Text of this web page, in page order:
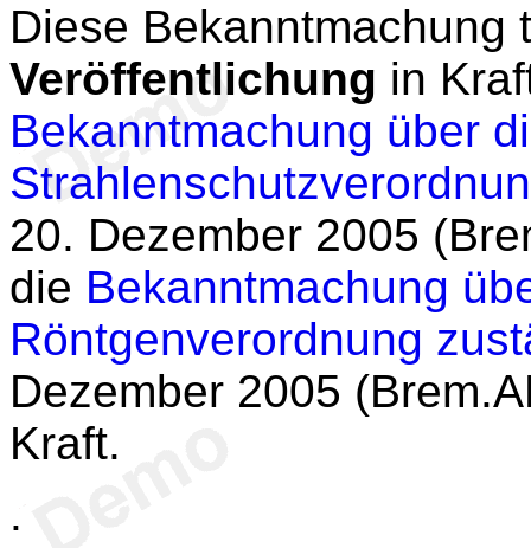
Diese Bekanntmachung
Veröffentlichung in
Bekanntmachung über
20. Dezember 2005
die Bekanntmachung
Röntgenverordnung
Dezember 2005
Kraft.
.